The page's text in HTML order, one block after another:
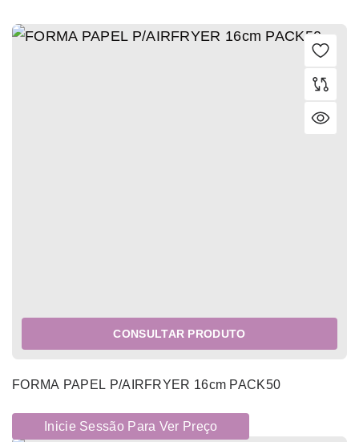
CONSULTAR PRODUTO
FORMA PAPEL P/AIRFRYER 16cm PACK50
Inicie Sessão Para Ver Preço